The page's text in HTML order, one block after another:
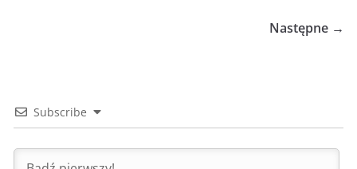
Następne →
Subscribe